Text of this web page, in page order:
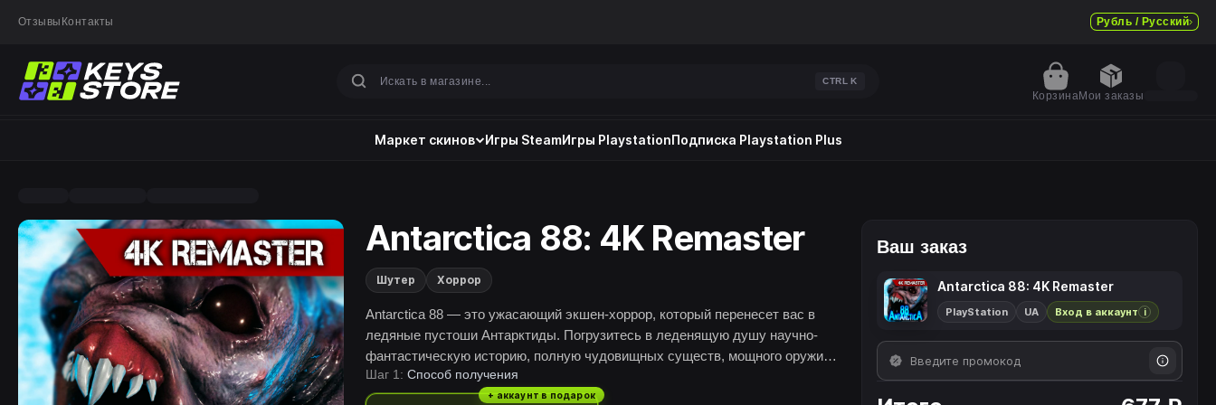
Отзывы Контакты Рубль / Русский
CTRL K
КорзинаМои заказы
Маркет скинов Игры SteamИгры PlaystationПодписка Playstation Plus
Antarctica 88: 4K Remaster
Шутер Хоррор
Antarctica 88 — это ужасающий экшен-хоррор, который перенесет вас в
ледяные пустоши Антарктиды. Погрузитесь в леденящую душу научно-
фантастическую историю, полную чудовищных существ, мощного оружия
и захватывающих приключений. Этот survival horror проверит вашу
смелость, так что будьте готовы кричать и решать головоломки, которые
Шаг 1: Способ получения
+ аккаунт в подарок
Ваш заказ
Antarctica 88: 4K Remaster
PlayStation UA Вход в аккаунт i